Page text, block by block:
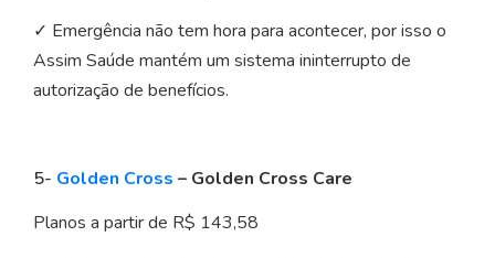
✓ Emergência não tem hora para acontecer, por isso o
Assim Saúde mantém um sistema ininterrupto de
autorização de benefícios.
5- Golden Cross – Golden Cross Care
Planos a partir de R$ 143,58